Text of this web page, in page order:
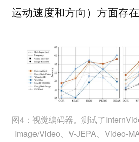
运动速度和方向）方面存在
图4：视觉编码器。测试了
Image/Video、V-JEPA、Video-